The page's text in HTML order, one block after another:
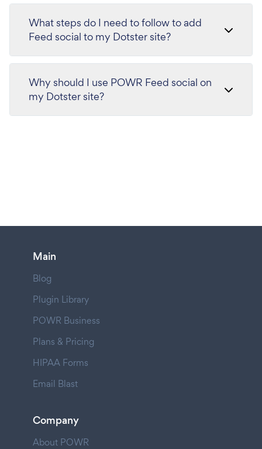
What steps do I need to follow to add
Feed social to my Dotster site?
Why should I use POWR Feed social on
my Dotster site?
Main
Blog
Plugin Library
POWR Business
Plans & Pricing
HIPAA Forms
Email Blast
Company
About POWR